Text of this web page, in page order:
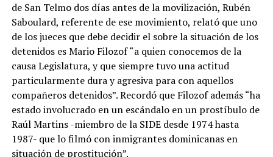
de San Telmo dos días antes de la movilización, Rubén
Saboulard, referente de ese movimiento, relató que uno
de los jueces que debe decidir el sobre la situación de los
detenidos es Mario Filozof “a quien conocemos de la
causa Legislatura, y que siempre tuvo una actitud
particularmente dura y agresiva para con aquellos
compañeros detenidos”. Recordó que Filozof además “ha
estado involucrado en un escándalo en un prostíbulo de
Raúl Martins -miembro de la SIDE desde 1974 hasta
1987- que lo filmó con inmigrantes dominicanas en
situación de prostitución”.